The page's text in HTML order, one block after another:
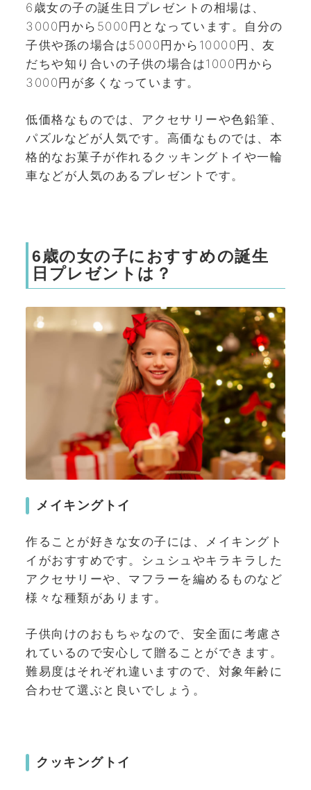
6歳女の子の誕生日プレゼントの相場は、
3000円から5000円となっています。自分の
子供や孫の場合は5000円から10000円、友
だちや知り合いの子供の場合は1000円から
3000円が多くなっています。
低価格なものでは、アクセサリーや色鉛筆、
パズルなどが人気です。高価なものでは、本
格的なお菓子が作れるクッキングトイや一輪
車などが人気のあるプレゼントです。
6歳の女の子におすすめの誕生
日プレゼントは？
メイキングトイ
作ることが好きな女の子には、メイキングト
イがおすすめです。シュシュやキラキラした
アクセサリーや、マフラーを編めるものなど
様々な種類があります。
子供向けのおもちゃなので、安全面に考慮さ
れているので安心して贈ることができます。
難易度はそれぞれ違いますので、対象年齢に
合わせて選ぶと良いでしょう。
クッキングトイ